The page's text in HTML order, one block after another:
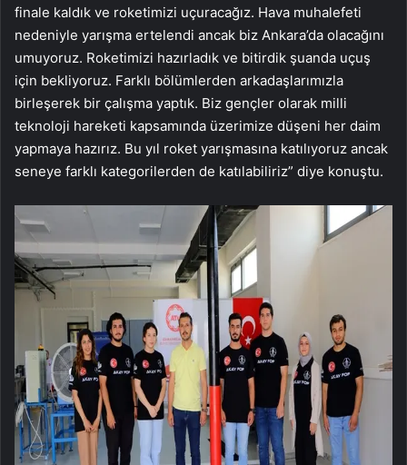
finale kaldık ve roketimizi uçuracağız. Hava muhalefeti
nedeniyle yarışma ertelendi ancak biz Ankara’da olacağını
umuyoruz. Roketimizi hazırladık ve bitirdik şuanda uçuş
için bekliyoruz. Farklı bölümlerden arkadaşlarımızla
birleşerek bir çalışma yaptık. Biz gençler olarak milli
teknoloji hareketi kapsamında üzerimize düşeni her daim
yapmaya hazırız. Bu yıl roket yarışmasına katılıyoruz ancak
seneye farklı kategorilerden de katılabiliriz” diye konuştu.